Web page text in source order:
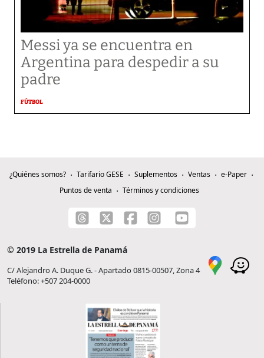
Messi ya se encuentra en
Argentina para despedir a su
padre
FÚTBOL
¿Quiénes somos? Tarifario GESE Suplementos Ventas
e-Paper
Puntos de venta
Términos y condiciones
© 2019 La Estrella de Panamá
C/ Alejandro A. Duque G. - Apartado 0815-00507, Zona 4
Teléfono: +507 204-0000